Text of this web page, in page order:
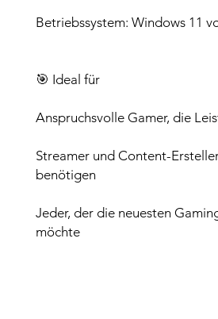
Betriebssystem: Windows 11
🎯 Ideal für
Anspruchsvolle Gamer, die
Streamer und Content-
benötigen
Jeder, der die neuesten
möchte